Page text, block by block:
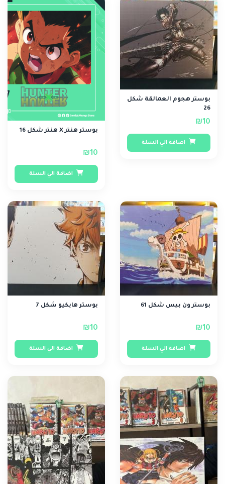
بوستر هجوم العمالقة شكل
26
₪10
اضافة الي السلة
بوستر هنتر X هنتر شكل 16
₪10
اضافة الي السلة
بوستر ون بيس شكل 61
₪10
اضافة الي السلة
بوستر هايكيو شكل 7
₪10
اضافة الي السلة